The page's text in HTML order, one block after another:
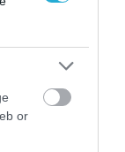
or